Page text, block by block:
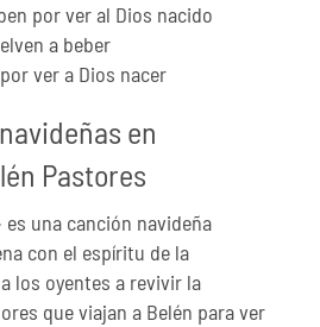
por ver al Dios nacido
a beber
ver a Dios nacer
en
Pastores
es una canción navideña
con el espíritu de la
los oyentes a revivir la
que viajan a Belén para ver